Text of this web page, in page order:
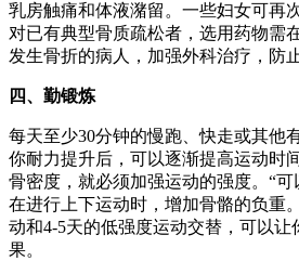
乳房触痛和体液潴留。一些妇女可再
对已有典型骨质疏松者，选用药物需
发生骨折的病人，加强外科治疗，防
四、勤锻炼
每天至少30分钟的慢跑、快走或其他
你耐力提升后，可以逐渐提高运动时
骨密度，就必须加强运动的强度。“
在进行上下运动时，增加骨骼的负重
动和4-5天的低强度运动交替，可以让
果。